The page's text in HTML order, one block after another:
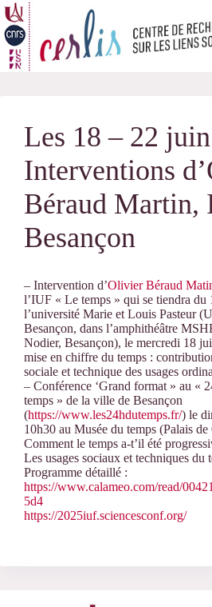
Passer
au
contenu
Les 18 – 22
Interventions
Béraud Martin,
Besançon
– Intervention d’Olivier Béraud
l’IUF « Le temps » qui se tiendra du
l’université Marie et Louis Pasteur
Besançon, dans l’amphithéâtre
Nodier, Besançon), le mercredi 18
mise en chiffre du temps :
sociale et technique des usages
– Conférence ‘Grand format » au «
temps » de la ville de Besançon
(https://www.les24hdutemps.fr/) le
10h30 au Musée du temps (Palais
Comment le temps a-t’il été
Les usages sociaux et techniques du
Programme détaillé :
https://www.calameo.com/read/
5d4
https://2025iuf.sciencesconf.org/